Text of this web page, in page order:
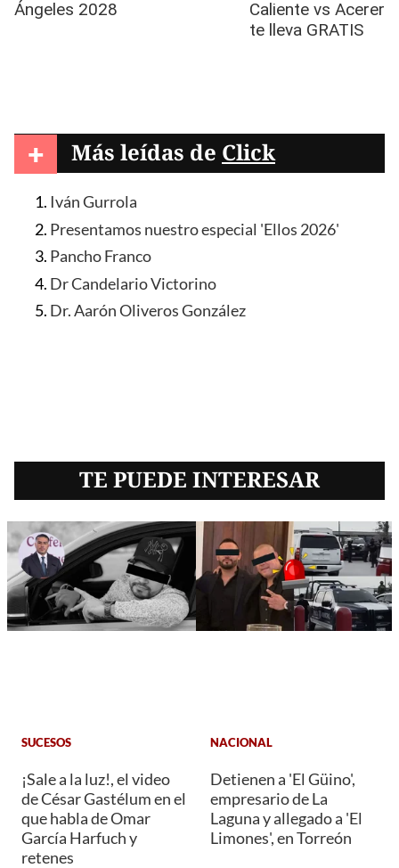
+ Más leídas de Click
Iván Gurrola
Presentamos nuestro especial 'Ellos 2026'
Pancho Franco
Dr Candelario Victorino
Dr. Aarón Oliveros González
TE PUEDE INTERESAR
SUCESOS
¡Sale a la luz!, el video
de César Gastélum en el
que habla de Omar
García Harfuch y
retenes
NACIONAL
Detienen a 'El Güino',
empresario de La
Laguna y allegado a 'El
Limones', en Torreón